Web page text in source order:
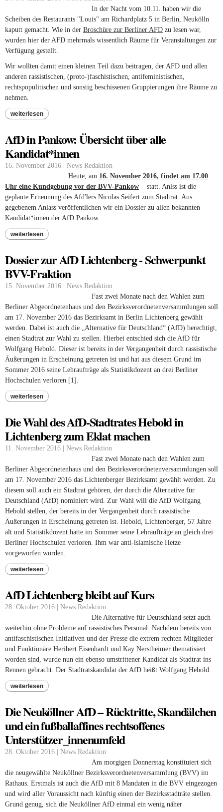
In der Nacht vom 10.11. haben wir die
Scheiben des Restaurants "Louis" am Richardplatz 5 in Berlin, Neukölln
kaputt gemacht. Wie in der Broschüre zur Berliner AFD zu lesen war,
wurden hier der AFD mehrmals wissentlich Räume für Veranstaltungen zur
Verfügung gestellt.
Wir wollten damit einen kleinen Teil dazu beitragen, der AFD und allen
anderen rassistischen, (proto-)faschistischen, antifeministischen,
rechtspopulitischen und sonstig beschissenen Gruppierungen ihre Räume zu
nehmen.
weiterlesen
AfD in Pankow: Übersicht über alle
Kandidat*innen
16. November 2016 | News Redaktion
Heute, am 16. November 2016, findet am 17.00
Uhr eine Kundgebung vor der BVV-Pankow (link is external)
statt. Anlss ist die
geplante Ernennung des Afd'lers Nicolas Seifert zum Stadtrat. Aus
gegebenem Anlass veröffentlichen wir ein Dossier zu allen bekannten
Kandidat*innen der AfD Pankow.
weiterlesen
Dossier zur AfD Lichtenberg - Schwerpunkt
BVV-Fraktion
15. November 2016 | News Redaktion
Fast zwei Monate nach den Wahlen zum
Berliner Abgeordnetenhaus und den Bezirksverordnetenversammlungen soll
am 17. November 2016 das Bezirksamt in Berlin Lichtenberg gewählt
werden. Dabei ist auch die „Alternative für Deutschland“ (AfD) berechtigt,
einen Stadtrat zur Wahl zu stellen. Hierbei entschied sich die AfD für
Wolfgang Hebold. Dieser ist bereits in der Vergangenheit durch rassistische
Äußerungen in Erscheinung getreten ist und hat aus diesem Grund im
Sommer 2016 seine Lehraufträge als Statistikdozent an drei Berliner
Hochschulen verloren [1].
weiterlesen
Die Wahl des AfD-Stadtrates Hebold in
Lichtenberg zum Eklat machen
11. November 2016 | News Redaktion
Fast zwei Monate nach den Wahlen zum
Berliner Abgeordnetenhaus und den Bezirksverordnetenversammlungen soll
am 17. November 2016 das Lichtenberger Bezirksamt gewählt werden. Zu
diesem soll auch ein Stadtrat gehören, der durch die Alternative für
Deutschland (AfD) nominiert wird. Zur Wahl will die AfD Wolfgang
Hebold stellen, der bereits in der Vergangenheit durch rassistische
Äußerungen in Erscheinung getreten ist. Hebold, Lichtenberger, 57 Jahre
alt und Statistikdozent hatte im Sommer seine Lehraufträge an gleich drei
Berliner Hochschulen verloren. Ihm war anti-islamische Hetze
vorgeworfen worden.
weiterlesen
AfD Lichtenberg bleibt auf Kurs
28. Oktober 2016 | News Redaktion
Die Alternative für Deutschland setzt auch
weiterhin ohne Probleme auf rassistisches Personal. Nachdem bereits von
antifaschistischen Initiativen und der Presse die extrem rechten Mitglieder
und Funktionäre Heribert Eisenhardt und Kay Nerstheimer thematisiert
worden sind, wurde nun ein ebenso umstrittener Kandidat als Stadtrat ins
Rennen gebracht. Der Stadtratskandidat der AfD heißt Wolfgang Hebold.
weiterlesen
Die Neuköllner AfD – Rücktritte, Skandälchen
und ein fußballaffines rechtsoffenes
Unterstützer_innenumfeld
28. Oktober 2016 | News Redaktion
Am morgigen Donnerstag konstituiert sich
die neugewählte Neuköllner Bezirksverordnetenversammlung (BVV) im
Rathaus. Erstmals ist auch die AfD mit 8 Mandaten in die BVV eingezogen
und wird aller Voraussicht nach künftig einen der Bezirksstadträte stellen.
Grund genug, sich die Neuköllner AfD einmal ein wenig näher